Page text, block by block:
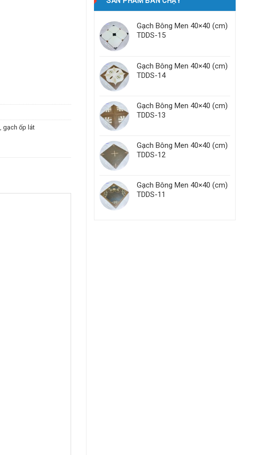
Gạch Bông Men 40×40 (cm)
TDDS-15
Gạch Bông Men 40×40 (cm)
TDDS-14
Gạch Bông Men 40×40 (cm)
TDDS-13
Gạch Bông Men 40×40 (cm)
TDDS-12
Gạch Bông Men 40×40 (cm)
TDDS-11
gạch ốp lát